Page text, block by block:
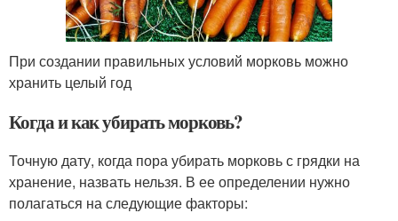
При создании правильных условий морковь можно
хранить целый год
Когда и как убирать морковь?
Точную дату, когда пора убирать морковь с грядки на
хранение, назвать нельзя. В ее определении нужно
полагаться на следующие факторы: